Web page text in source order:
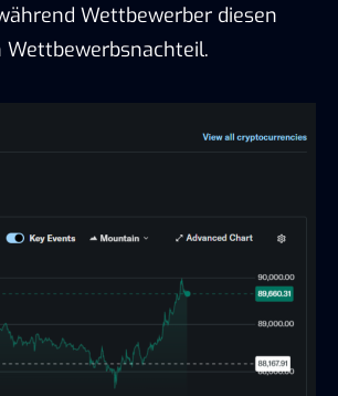
Wettbewerber diesen